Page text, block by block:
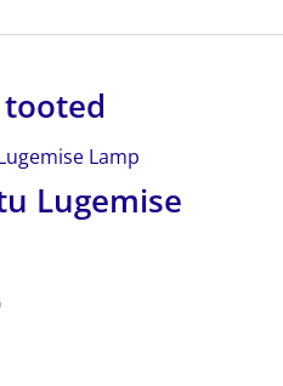
Lugemise